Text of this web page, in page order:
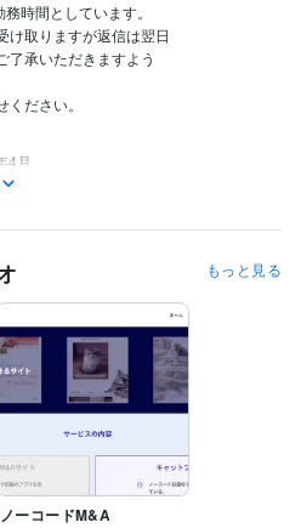
時間としています。
りますが返信は翌日
いただきますよう
さい。
4月
: 1984年
Bubbleでアプリ開発！
AI
ビデオ通話
もっと見る
ノーコードM&A